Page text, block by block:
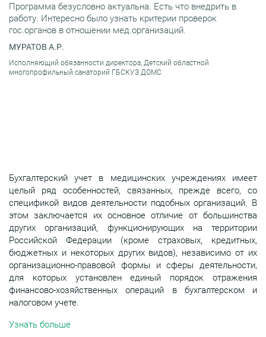
Программа безусловно актуальна. Есть что внедрить в
работу. Интересно было узнать критерии проверок
гос.органов в отношении мед.организаций.
МУРАТОВ А.Р.
Исполняющий обязанности директора, Детский областной
многопрофильный санаторий ГБСКУЗ ДОМС
Бухгалтерский учет в медицинских учреждениях имеет
целый ряд особенностей, связанных, прежде всего, со
спецификой видов деятельности подобных организаций. В
этом заключается их основное отличие от большинства
других организаций, функционирующих на территории
Российской Федерации (кроме страховых, кредитных,
бюджетных и некоторых других видов), независимо от их
организационно-правовой формы и сферы деятельности,
для которых установлен единый порядок отражения
финансово-хозяйственных операций в бухгалтерском и
налоговом учете.
Узнать больше